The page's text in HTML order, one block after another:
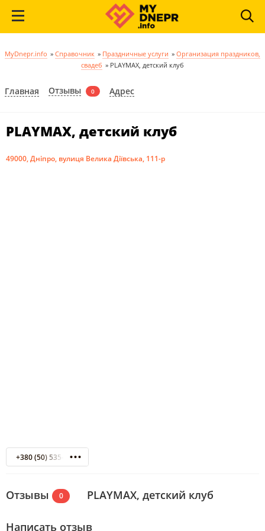
MyDnepr.info » Справочник » Праздничные услуги » Организация праздников,
свадеб » PLAYMAX, детский клуб
Главная Отзывы 0 Адрес
PLAYMAX, детский клуб
49000, Дніпро, вулиця Велика Діївська, 111-р
+380 (50) 535-07-76
Отзывы 0 PLAYMAX, детский клуб
Написать отзыв